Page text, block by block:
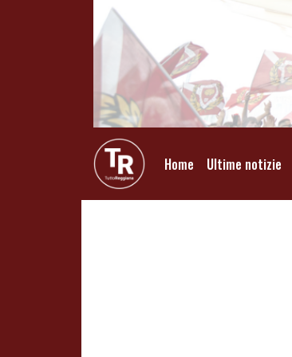
Home Ultime notizie